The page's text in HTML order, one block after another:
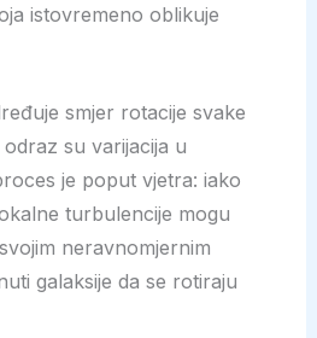
istovremeno oblikuje
smjer rotacije svake
su varijacija u
je poput vjetra: iako
turbulencije mogu
neravnomjernim
galaksije da se rotiraju